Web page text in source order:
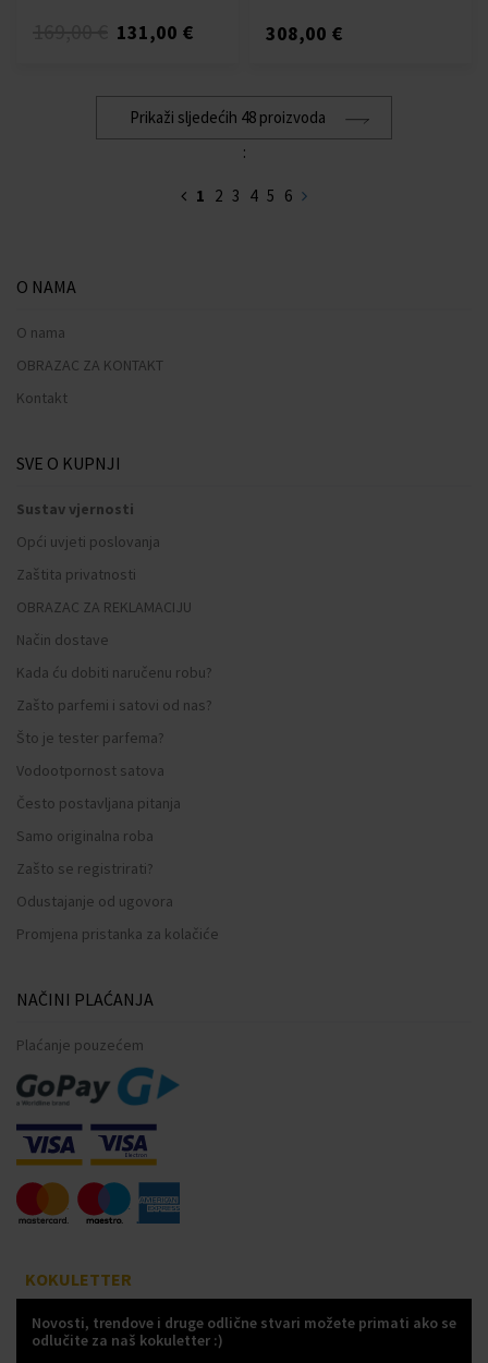
131,00 € 308,00 €
Prikaži sljedećih 48 proizvoda
:
1 2 3 4 5 6
O NAMA
O nama
OBRAZAC ZA KONTAKT
Kontakt
SVE O KUPNJI
Sustav vjernosti
Opći uvjeti poslovanja
Zaštita privatnosti
OBRAZAC ZA REKLAMACIJU
Način dostave
Kada ću dobiti naručenu robu?
Zašto parfemi i satovi od nas?
Što je tester parfema?
Vodootpornost satova
Često postavljana pitanja
Samo originalna roba
Zašto se registrirati?
Odustajanje od ugovora
Promjena pristanka za kolačiće
NAČINI PLAĆANJA
Plaćanje pouzećem
KOKULETTER
Novosti, trendove i druge odlične stvari možete primati ako se
odlučite za naš kokuletter :)